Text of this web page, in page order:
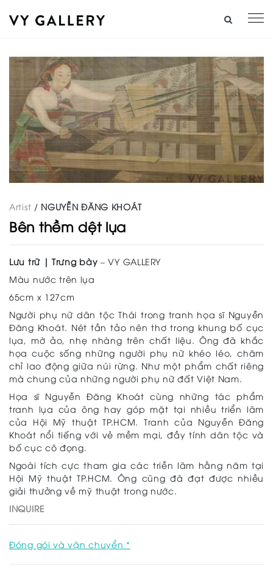
Artist / NGUYỄN ĐĂNG KHOÁT
Bên thềm dệt lụa
Lưu trữ | Trưng bày – VY GALLERY
Màu nước trên lụa
65cm x 127cm
Người phụ nữ dân tộc Thái trong tranh họa sĩ Nguyễn
Đăng Khoát. Nét tần tảo nên thơ trong khung bố cục
lụa, mờ ảo, nhẹ nhàng trên chất liệu. Ông đã khắc
họa cuộc sống những người phụ nữ khéo léo, chăm
chỉ lao động giữa núi rừng. Như một phẩm chất riêng
mà chung của những người phụ nữ đất Việt Nam.
Họa sĩ Nguyễn Đăng Khoát cùng những tác phẩm
tranh lụa của ông hay góp mặt tại nhiều triển lãm
của Hội Mỹ thuật TP.HCM. Tranh của Nguyễn Đăng
Khoát nổi tiếng với vẻ mềm mại, đầy tính dân tộc và
bố cục cô đọng.
Ngoài tích cực tham gia các triễn lãm hằng năm tại
Hội Mỹ thuật TP.HCM. Ông cũng đã đạt được nhiều
giải thưởng về mỹ thuật trong nước.
INQUIRE
Đóng gói và vận chuyển *